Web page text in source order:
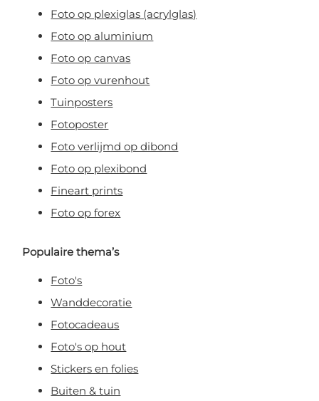
Foto op plexiglas (acrylglas)
Foto op aluminium
Foto op canvas
Foto op vurenhout
Tuinposters
Fotoposter
Foto verlijmd op dibond
Foto op plexibond
Fineart prints
Foto op forex
Populaire thema’s
Foto's
Wanddecoratie
Fotocadeaus
Foto's op hout
Stickers en folies
Buiten & tuin
Claim korting!
Nee, ik wil geen korting!